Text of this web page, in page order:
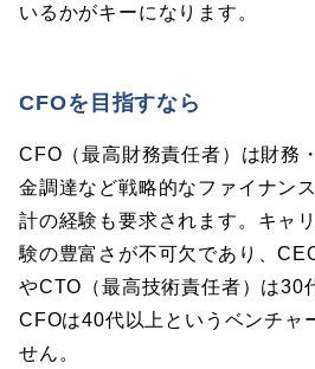
いるかがキーになります。
CFOを目指すなら
CFO（最高財務責任者）は財務
金調達など戦略的なファイナン
計の経験も要求されます。キャ
験の豊富さが不可欠であり、
やCTO（最高技術責任者）は30
CFOは40代以上というベンチャ
せん。